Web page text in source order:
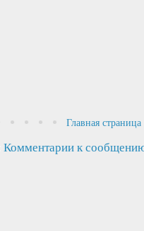
Главная страница
Комментарии к